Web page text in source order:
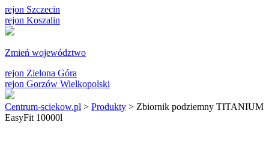
rejon Szczecin
rejon Koszalin
Zmień województwo
rejon Zielona Góra
rejon Gorzów Wielkopolski
Centrum-sciekow.pl > Produkty > Zbiornik podziemny TITANIUM
EasyFit 10000l